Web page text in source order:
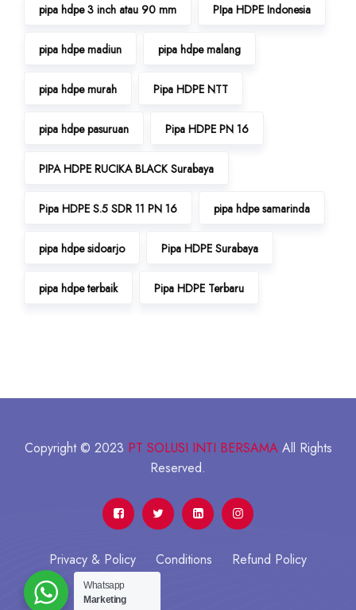
pipa hdpe 3 inch atau 90 mm PIpa HDPE Indonesia
pipa hdpe madiun pipa hdpe malang
pipa hdpe murah Pipa HDPE NTT
pipa hdpe pasuruan Pipa HDPE PN 16
PIPA HDPE RUCIKA BLACK Surabaya
Pipa HDPE S.5 SDR 11 PN 16 pipa hdpe samarinda
pipa hdpe sidoarjo Pipa HDPE Surabaya
pipa hdpe terbaik Pipa HDPE Terbaru
Copyright © 2023 PT SOLUSI INTI BERSAMAAll Rights
Reserved.
Privacy & Policy Conditions Refund Policy
Whatsapp
Marketing